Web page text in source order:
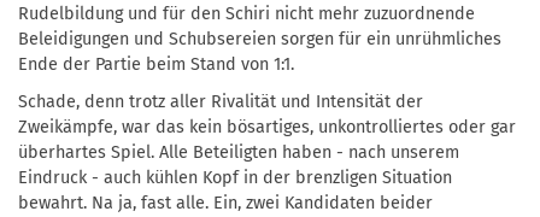
Rudelbildung und für den Schiri nicht mehr zuzuordnende
Beleidigungen und Schubsereien sorgen für ein unrühmliches
Ende der Partie beim Stand von 1:1.
Schade, denn trotz aller Rivalität und Intensität der
Zweikämpfe, war das kein bösartiges, unkontrolliertes oder gar
überhartes Spiel. Alle Beteiligten haben - nach unserem
Eindruck - auch kühlen Kopf in der brenzligen Situation
bewahrt. Na ja, fast alle. Ein, zwei Kandidaten beider